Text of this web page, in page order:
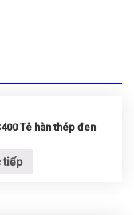
Tê hàn thép đen
tiếp